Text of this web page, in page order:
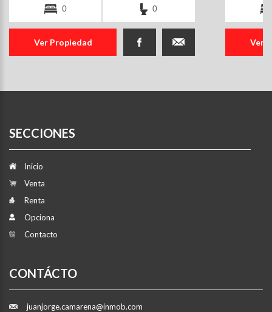
0 0
Ver Propiedad Ver
SECCIONES
Inicio
Venta
Renta
Opciona
Contacto
CONTÁCTO
juanjorge.camarena@inmob.com